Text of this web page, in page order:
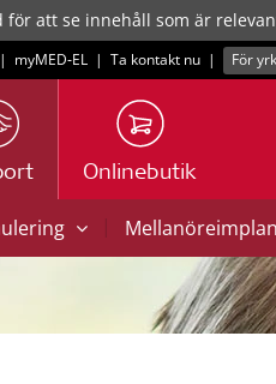
för att se innehåll som är
| myMED‑EL | Ta kontakt nu | För
Onlinebutik
|